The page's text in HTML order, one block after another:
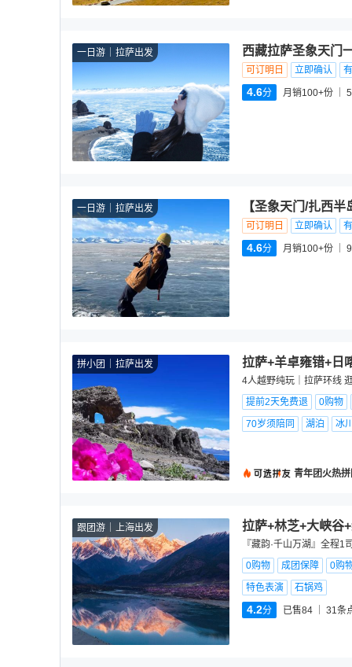
一日游 拉萨出发 西藏拉萨圣象天门
可订明日 立即确认
4.6分 月销100+份
一日游 拉萨出发 【圣象天门/扎西
可订明日 立即确认
4.6分 月销100+份
拼小团 拉萨出发 拉萨+羊卓雍错+日
4人越野纯玩｜拉萨环线
提前2天免费退
0购物
70岁须陪同
湖泊 冰
青年团火热
跟团游 上海出发 拉萨+林芝+大峡谷
『藏韵·千山万湖』全程
0购物
成团保障
0购
特色表演
石锅鸡
4.2分 已售84 31条